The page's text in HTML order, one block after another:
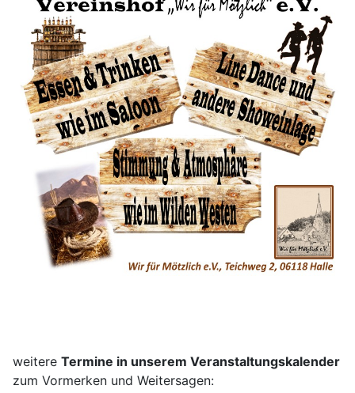
weitere Termine in unserem Veranstaltungskalender
zum Vormerken und Weitersagen: